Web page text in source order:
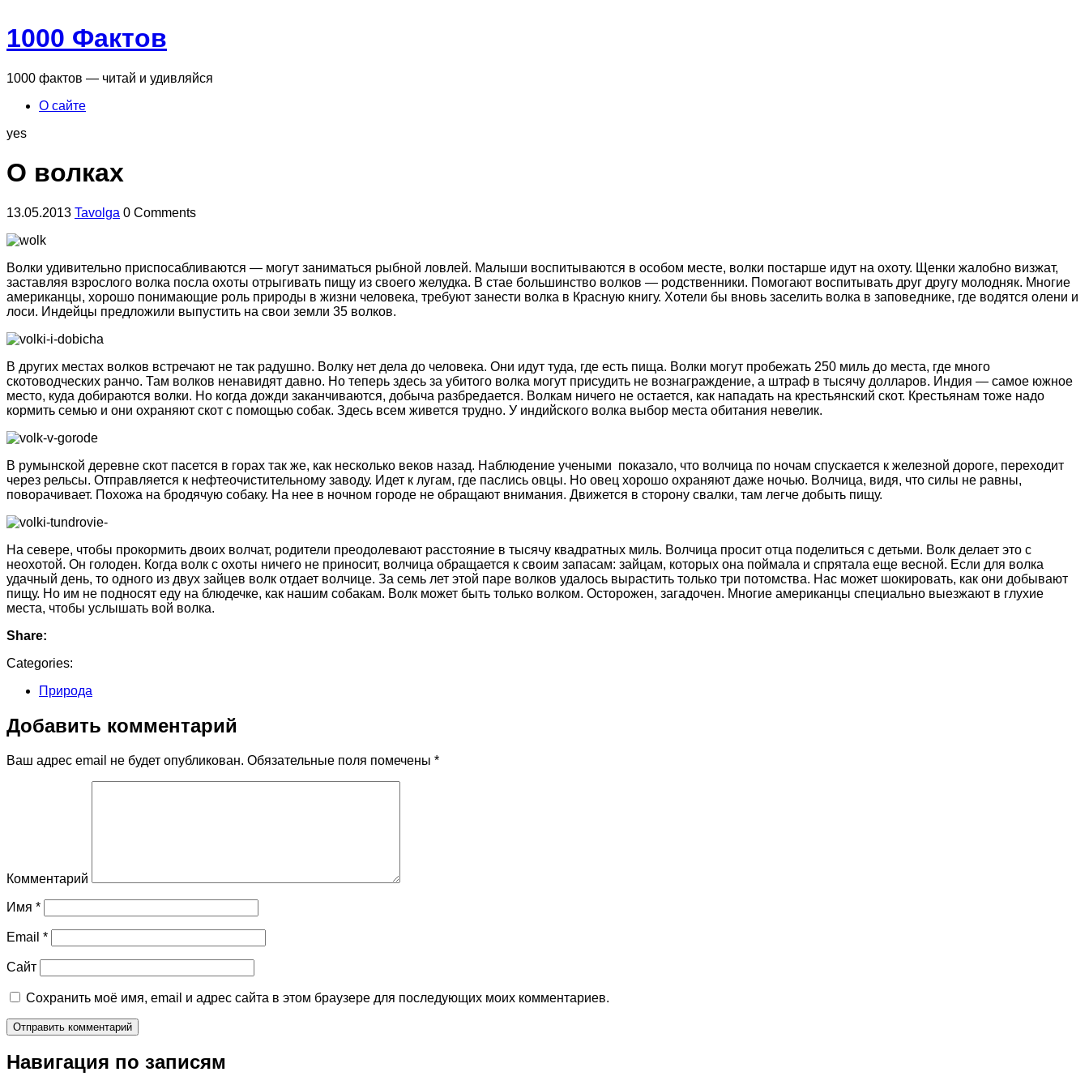
1000 Фактов
1000 фактов — читай и удивляйся
О сайте
yes
О волках
13.05.2013 Tavolga 0 Comments
Волки удивительно приспосабливаются — могут заниматься рыбной ловлей. Малыши воспитываются в особом месте, волки постарше идут на охоту. Щенки жалобно визжат,
заставляя взрослого волка посла охоты отрыгивать пищу из своего желудка. В стае большинство волков — родственники. Помогают воспитывать друг другу молодняк. Многие
американцы, хорошо понимающие роль природы в жизни человека, требуют занести волка в Красную книгу. Хотели бы вновь заселить волка в заповеднике, где водятся олени и
лоси. Индейцы предложили выпустить на свои земли 35 волков.
В других местах волков встречают не так радушно. Волку нет дела до человека. Они идут туда, где есть пища. Волки могут пробежать 250 миль до места, где много
скотоводческих ранчо. Там волков ненавидят давно. Но теперь здесь за убитого волка могут присудить не вознаграждение, а штраф в тысячу долларов. Индия — самое южное
место, куда добираются волки. Но когда дожди заканчиваются, добыча разбредается. Волкам ничего не остается, как нападать на крестьянский скот. Крестьянам тоже надо
кормить семью и они охраняют скот с помощью собак. Здесь всем живется трудно. У индийского волка выбор места обитания невелик.
В румынской деревне скот пасется в горах так же, как несколько веков назад. Наблюдение учеными показало, что волчица по ночам спускается к железной дороге, переходит
через рельсы. Отправляется к нефтеочистительному заводу. Идет к лугам, где паслись овцы. Но овец хорошо охраняют даже ночью. Волчица, видя, что силы не равны,
поворачивает. Похожа на бродячую собаку. На нее в ночном городе не обращают внимания. Движется в сторону свалки, там легче добыть пищу.
На севере, чтобы прокормить двоих волчат, родители преодолевают расстояние в тысячу квадратных миль. Волчица просит отца поделиться с детьми. Волк делает это с
неохотой. Он голоден. Когда волк с охоты ничего не приносит, волчица обращается к своим запасам: зайцам, которых она поймала и спрятала еще весной. Если для волка
удачный день, то одного из двух зайцев волк отдает волчице. За семь лет этой паре волков удалось вырастить только три потомства. Нас может шокировать, как они добывают
пищу. Но им не подносят еду на блюдечке, как нашим собакам. Волк может быть только волком. Осторожен, загадочен. Многие американцы специально выезжают в глухие
места, чтобы услышать вой волка.
Share:
Categories:
Природа
Добавить комментарий
Ваш адрес email не будет опубликован. Обязательные поля помечены *
Комментарий
Имя *
Email *
Сайт
Сохранить моё имя, email и адрес сайта в этом браузере для последующих моих комментариев.
Навигация по записям